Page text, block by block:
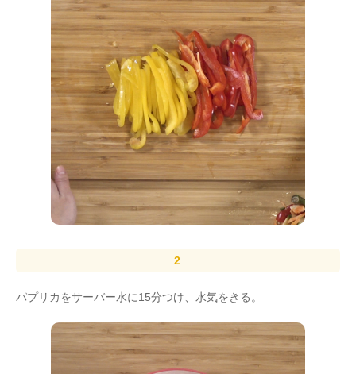
パプリカをサーバー水に15分つけ、水気をきる。